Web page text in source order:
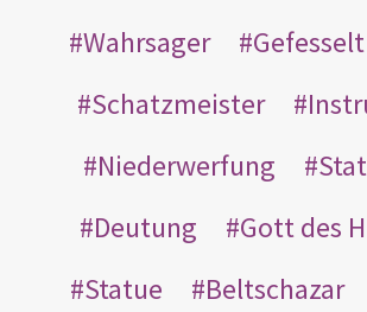
Wahrsager
Gefesselt
Schatzmeister
Niederwerfung
Deutung
Gott des
Statue
Beltschazar